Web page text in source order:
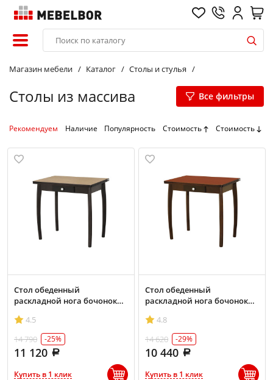
Магазин мебели Каталог Столы и стулья
Столы из массива Все фильтры
Рекомендуем Наличие Популярность Стоимость Стоимость
Стол обеденный
раскладной нога бочонок
4.5
14 790
-25%
11 120
Купить в 1 клик
Стол обеденный
раскладной нога бочонок
4.8
14 620
-29%
10 440
Купить в 1 клик